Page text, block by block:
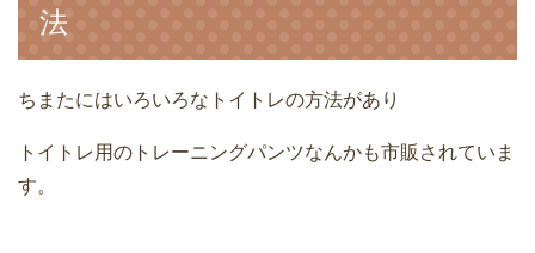
法
ちまたにはいろいろなトイトレの方法があり
トイトレ用のトレーニングパンツなんかも市販されていま
す。